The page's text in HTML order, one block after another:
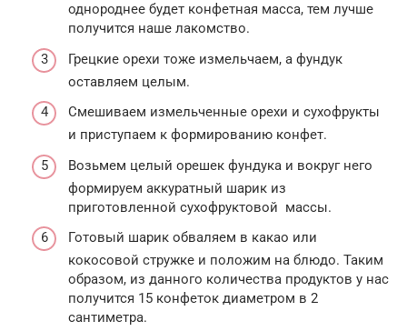
однороднее будет конфетная масса, тем лучше
получится наше лакомство.
Грецкие орехи тоже измельчаем, а фундук
оставляем целым.
Смешиваем измельченные орехи и сухофрукты
и приступаем к формированию конфет.
Возьмем целый орешек фундука и вокруг него
формируем аккуратный шарик из
приготовленной сухофруктовой массы.
Готовый шарик обваляем в какао или
кокосовой стружке и положим на блюдо. Таким
образом, из данного количества продуктов у нас
получится 15 конфеток диаметром в 2
сантиметра.